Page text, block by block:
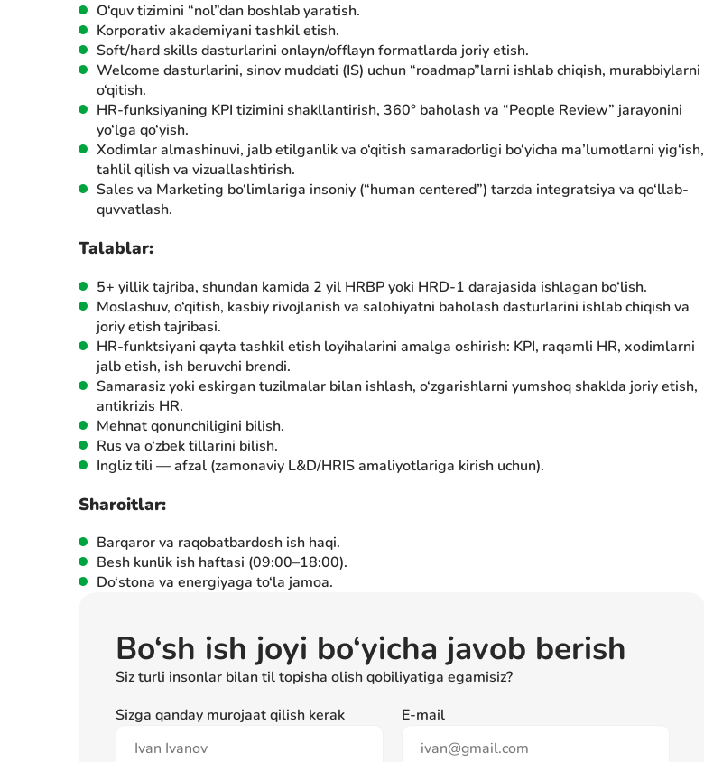
O‘quv tizimini “nol”dan boshlab yaratish.
Korporativ akademiyani tashkil etish.
Soft/hard skills dasturlarini onlayn/offlayn formatlarda joriy etish.
Welcome dasturlarini, sinov muddati (IS) uchun “roadmap”larni ishlab chiqish, murabbiylarni
o‘qitish.
HR-funksiyaning KPI tizimini shakllantirish, 360° baholash va “People Review” jarayonini
yo‘lga qo‘yish.
Xodimlar almashinuvi, jalb etilganlik va o‘qitish samaradorligi bo‘yicha ma’lumotlarni yig‘ish,
tahlil qilish va vizuallashtirish.
Sales va Marketing bo‘limlariga insoniy (“human centered”) tarzda integratsiya va qo‘llab-
quvvatlash.
Talablar:
5+ yillik tajriba, shundan kamida 2 yil HRBP yoki HRD-1 darajasida ishlagan bo‘lish.
Moslashuv, o‘qitish, kasbiy rivojlanish va salohiyatni baholash dasturlarini ishlab chiqish va
joriy etish tajribasi.
HR-funktsiyani qayta tashkil etish loyihalarini amalga oshirish: KPI, raqamli HR, xodimlarni
jalb etish, ish beruvchi brendi.
Samarasiz yoki eskirgan tuzilmalar bilan ishlash, o‘zgarishlarni yumshoq shaklda joriy etish,
antikrizis HR.
Mehnat qonunchiligini bilish.
Rus va o‘zbek tillarini bilish.
Ingliz tili — afzal (zamonaviy L&D/HRIS amaliyotlariga kirish uchun).
Sharoitlar:
Barqaror va raqobatbardosh ish haqi.
Besh kunlik ish haftasi (09:00–18:00).
Do‘stona va energiyaga to‘la jamoa.
Bo‘sh ish joyi bo‘yicha javob berish
Siz turli insonlar bilan til topisha olish qobiliyatiga egamisiz?
Sizga qanday murojaat qilish kerak
E-mail